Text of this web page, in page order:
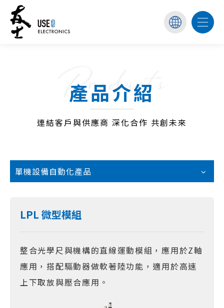
Products
產品介紹
連結客戶與供應商 深化合作 共創未來
單機設備自動化產品
LPL 微型模組
整合光學尺與機構的直線運動模組，應用於Z軸
應用，搭配驅動器做軟著陸功能，適用於高速
上下取放與壓合應用。